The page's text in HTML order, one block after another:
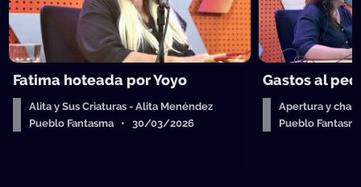
Fatima hoteada por Yoyo
Alita y Sus Criaturas - Alita Menéndez
Pueblo Fantasma • 30/03/2026
Gastos al
Apertura y
Pueblo